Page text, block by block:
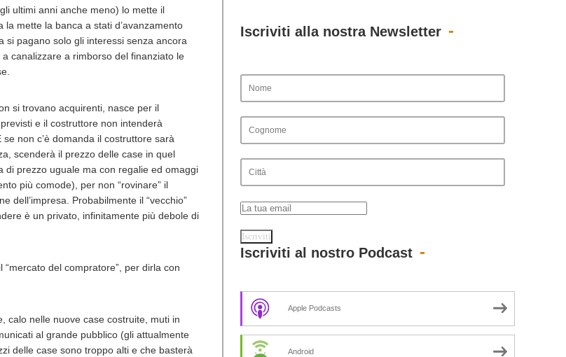
ultimi anni anche meno) lo mette il
mette la banca a stati d’avanzamento
si pagano solo gli interessi senza ancora
canalizzare a rimborso del finanziato le
si trovano acquirenti, nasce per il
e il costruttore non intenderà
non c’è domanda il costruttore sarà
scenderà il prezzo delle case in quel
di prezzo uguale ma con regalie ed omaggi
più comode), per non “rovinare” il
dell’impresa. Probabilmente il “vecchio”
è un privato, infinitamente più debole di
del compratore”, per dirla con
calo nelle nuove case costruite, muti in
al grande pubblico (gli attualmente
delle case sono troppo alti e che basterà
Iscriviti alla nostra Newsletter
Iscriviti al nostro Podcast
Apple Podcasts
Android